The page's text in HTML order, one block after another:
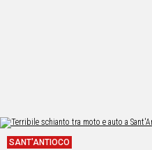
SANT'ANTIOCO